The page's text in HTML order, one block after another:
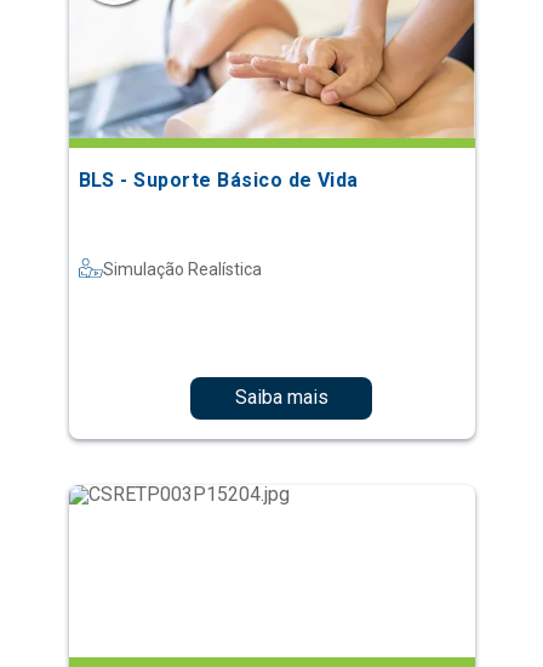
BLS - Suporte Básico de Vida
Simulação Realística
Saiba mais